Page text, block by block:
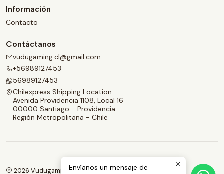
Información
Contacto
Contáctanos
vudugaming.cl@gmail.com
+56989127453
56989127453
Chilexpress Shipping Location
Avenida Providencia 1108, Local 16
00000 Santiago - Providencia
Región Metropolitana - Chile
2026 Vudugaming.Envíanos un mensaje de